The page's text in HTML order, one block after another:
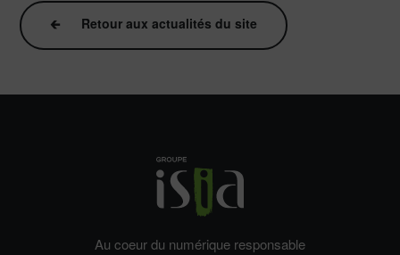
🡰 Retour aux actualités du site
Au coeur du numérique responsable